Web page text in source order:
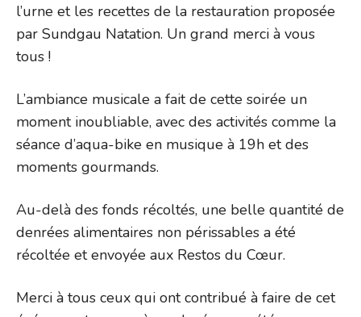
l’urne et les recettes de la restauration proposée
par Sundgau Natation. Un grand merci à vous
tous !
L’ambiance musicale a fait de cette soirée un
moment inoubliable, avec des activités comme la
séance d’aqua-bike en musique à 19h et des
moments gourmands.
Au-delà des fonds récoltés, une belle quantité de
denrées alimentaires non périssables a été
récoltée et envoyée aux Restos du Cœur.
Merci à tous ceux qui ont contribué à faire de cet